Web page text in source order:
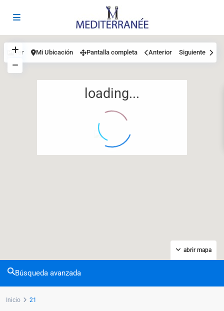
12
loading...
abrir mapa
Ver Mi Ubicación Pantalla completa Anterior Siguiente
Búsqueda avanzada
Inicio 21